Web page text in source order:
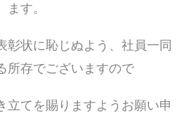
ます。
彰状に恥じぬよう、社員一同
所存でございますので
立てを賜りますようお願い申